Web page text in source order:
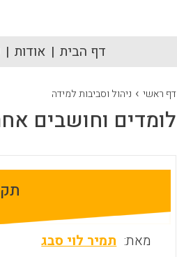
דף הבית אודות
דף ראשי › ניהול וסביבות למידה
לומדים וחושבים
מאת: תמיר לוי סבג